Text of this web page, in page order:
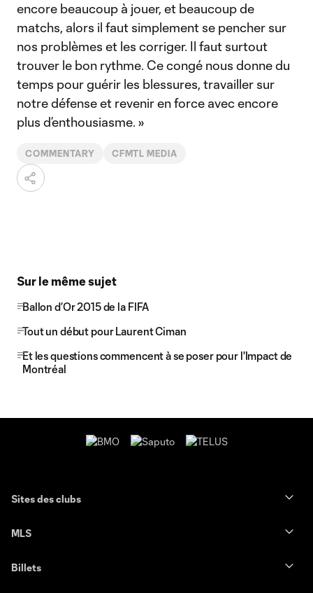
encore beaucoup à jouer, et beaucoup de
matchs, alors il faut simplement se pencher sur
nos problèmes et les corriger. Il faut surtout
trouver le bon rythme. Ce congé nous donne du
temps pour guérir les blessures, travailler sur
notre défense et revenir en force avec encore
plus d’enthousiasme. »
COMMENTARY CFMTL MEDIA
Sur le même sujet
Ballon d’Or 2015 de la FIFA
Tout un début pour Laurent Ciman
Et les questions commencent à se poser pour l'Impact de
Montréal
Sites des clubs
MLS
Billets